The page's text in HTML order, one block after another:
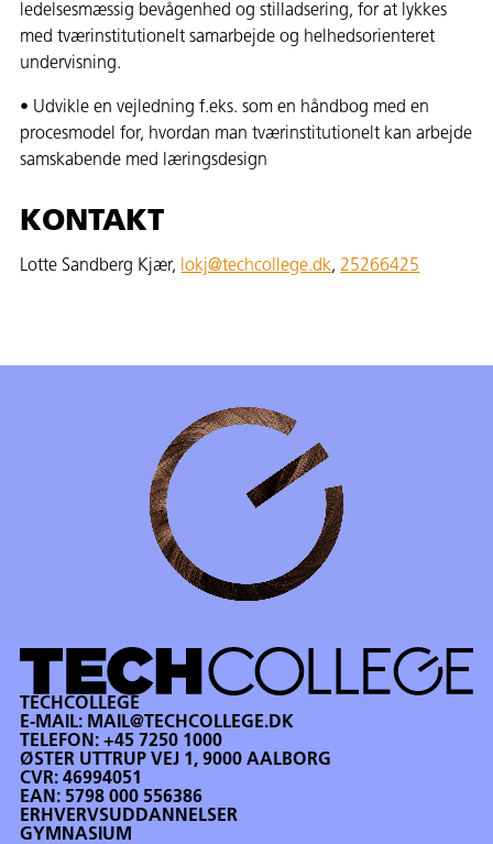
ledelsesmæssig bevågenhed og stilladsering, for at lykkes
med tværinstitutionelt samarbejde og helhedsorienteret
undervisning.
• Udvikle en vejledning f.eks. som en håndbog med en
procesmodel for, hvordan man tværinstitutionelt kan arbejde
samskabende med læringsdesign
KONTAKT
Lotte Sandberg Kjær, lokj@techcollege.dk,25266425
TECHCOLLEGE
E-MAIL: MAIL@TECHCOLLEGE.DK
TELEFON:+45 7250 1000
ØSTER UTTRUP VEJ 1, 9000 AALBORG
CVR: 46994051
EAN: 5798 000 556386
ERHVERVSUDDANNELSER
GYMNASIUM